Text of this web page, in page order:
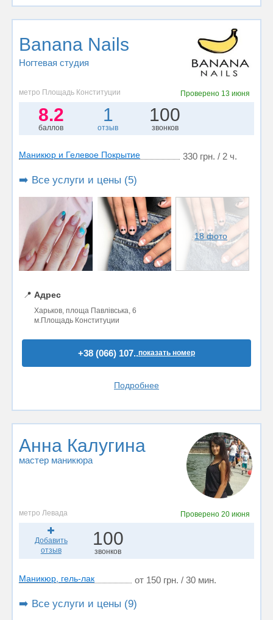
Banana Nails
Ногтевая студия
метро Площадь Конституции Проверено 13 июня
8.2
баллов
1
отзыв
100
звонков
Маникюр и Гелевое Покрытие 330 грн. / 2 ч.
➡️ Все услуги и цены (5)
18 фото
📍 Адрес
Харьков, площа Павлівська, 6
м.Площадь Конституции
+38 (066) 107..показать номер
Подробнее
Анна Калугина
мастер маникюра
метро Левада Проверено 20 июня
Добавить
отзыв
100
звонков
Маникюр, гель-лак от 150 грн. / 30 мин.
➡️ Все услуги и цены (9)